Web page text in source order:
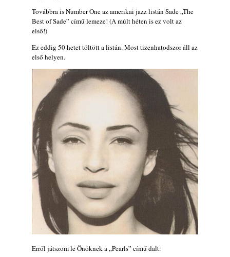
Ezen a napon – augusztus 7. (2026)
2026. augusztus 07.
Jazz-rock albumok 1984-ből - John Scofield
„Electric Outlet”
2026. augusztus 06.
X. BOHÉM JAZZFŐVÁROS fesztivál,
Kecskemét, 2026. augusztus 6-9.: 4 nap, 4
színpad, 10 ország zenészei, 40 óra zene és
tánc!
2026. augusztus 05.
Magyar Jazz ABC – 541. rész: Juhász
Márton
2026. augusztus 05.
Jazz-rock albumok 1983-ból - John Scofield
„Out like a Light”
2026. augusztus 05.
Jazz-rock albumok 1982-ből - John Scofield
„Shinola”
2026. augusztus 04.
Kikkel beszéltem 2.0 – 5. rész: D
2026. augusztus 04.
Továbbra is Number One az amerikai jazz listán Sade „The
Best of Sade” című lemeze! (A múlt héten is ez volt az
első!)
Ez eddig 50 hetet töltött a listán. Most tizenhatodszor áll az
első helyen.
Erről játszom le Önöknek a „Pearls” című dalt: